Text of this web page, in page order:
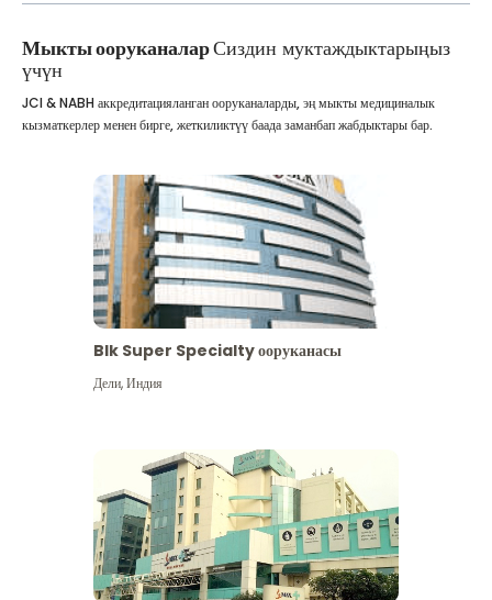
Мыкты ооруканаларСиздин муктаждыктарыңыз
үчүн
JCI & NABH аккредитацияланган ооруканаларды, эң мыкты медициналык
кызматкерлер менен бирге, жеткиликтүү баада заманбап жабдыктары бар.
Blk Super Specialty ооруканасы
Дели,Индия